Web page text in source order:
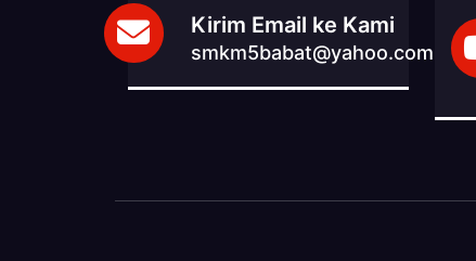
Kirim Email ke Kami
smkm5babat@yahoo.com